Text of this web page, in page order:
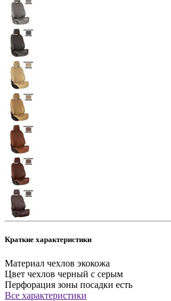
Краткие характеристики
Материал чехлов экокожа
Цвет чехлов черный с серым
Перфорация зоны посадки есть
Все характеристики